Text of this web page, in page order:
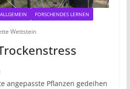
ALLGEMEIN FORSCHENDES LERNEN
Wettstein
angepasste Pflanzen gedeihen